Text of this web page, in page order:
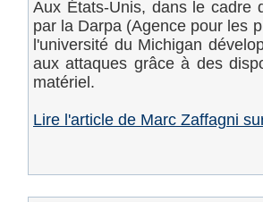
Aux États-Unis, dans le cadre
par la Darpa (Agence pour les
l'université du Michigan
aux attaques grâce à des
matériel.
Lire l'article de Marc Zaffagni